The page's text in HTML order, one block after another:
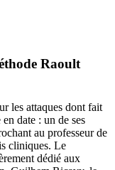
Raoult
les attaques dont fait
date : un de ses
au professeur de
cliniques. Le
dédié aux